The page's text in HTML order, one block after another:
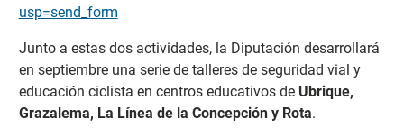
usp=send_form
Junto a estas dos actividades, la Diputación desarrollará
en septiembre una serie de talleres de seguridad vial y
educación ciclista en centros educativos de Ubrique,
Grazalema, La Línea de la Concepción y Rota.